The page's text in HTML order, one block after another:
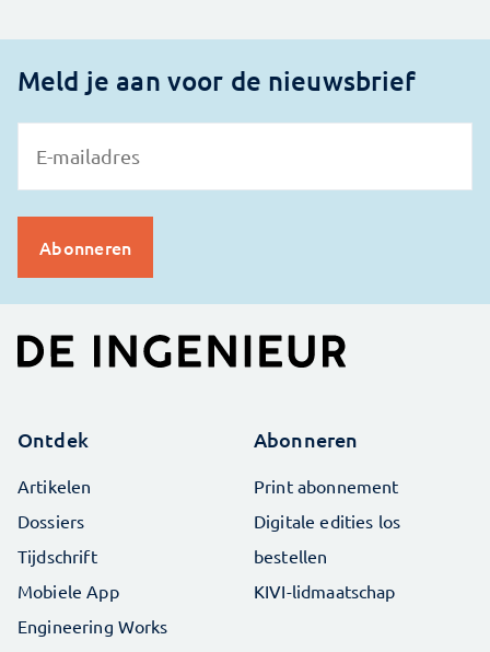
Meld je aan voor de nieuwsbrief
Ontdek
Artikelen
Dossiers
Tijdschrift
Mobiele App
Engineering Works
Abonneren
Print abonnement
Digitale edities los
bestellen
KIVI-lidmaatschap